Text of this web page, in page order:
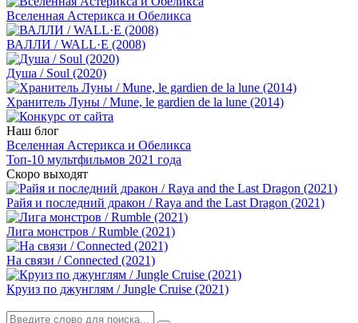
Вселенная Астерикса и Обеликса
ВАЛЛИ / WALL·E (2008)
Душа / Soul (2020)
Хранитель Луны / Mune, le gardien de la lune (2014)
Наш блог
Вселенная Астерикса и Обеликса
Топ-10 мультфильмов 2021 года
Скоро выходят
Райя и последний дракон / Raya and the Last Dragon (2021)
Лига монстров / Rumble (2021)
На связи / Connected (2021)
Круиз по джунглям / Jungle Cruise (2021)